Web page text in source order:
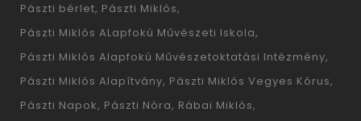
Pászti bérlet Pászti Miklós
Pászti Miklós ALapfokú Művészeti Iskola
Pászti Miklós Alapfokú Művészetoktatási Intézmény
Pászti Miklós Alapítvány Pászti Miklós Vegyes Kórus
Pászti Napok Pászti Nóra Rábai Miklós